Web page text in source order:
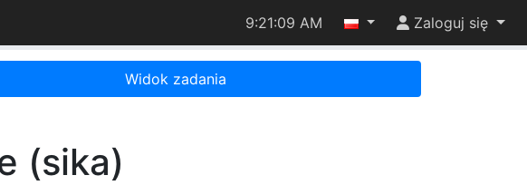
9:21:09 AM Zaloguj się
Widok zadania
(sika)